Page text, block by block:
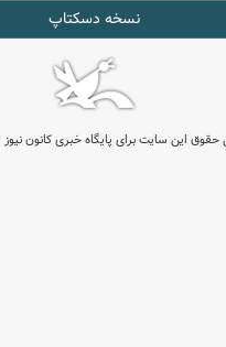
نسخه دسکتاپ
حقوق این سایت برای پایگاه خبری کانون